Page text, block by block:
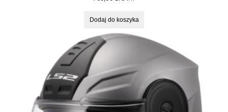
Dodaj do koszyka